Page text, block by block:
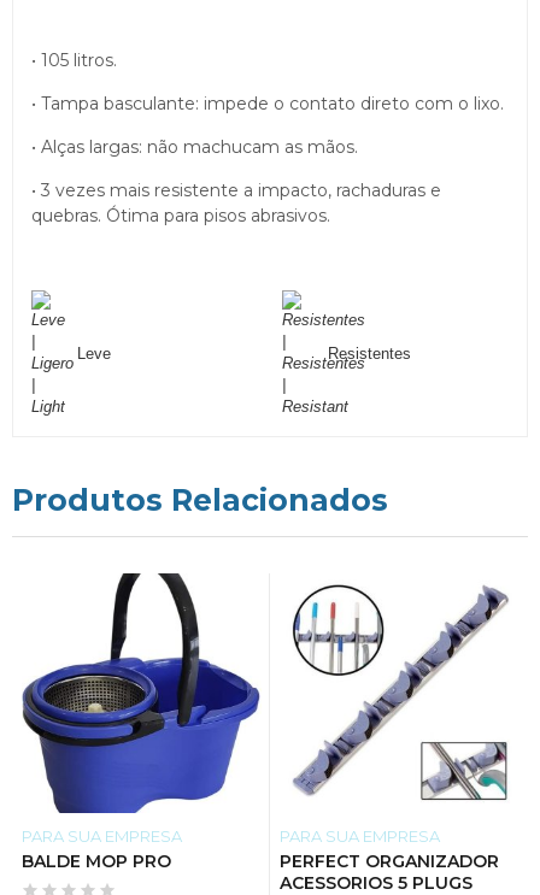
• 105 litros.
• Tampa basculante: impede o contato direto com o lixo.
• Alças largas: não machucam as mãos.
• 3 vezes mais resistente a impacto, rachaduras e
quebras. Ótima para pisos abrasivos.
Leve Resistentes
Produtos Relacionados
PARA SUA EMPRESA
BALDE MOP PRO
PARA SUA EMPRESA
PERFECT ORGANIZADOR
ACESSORIOS 5 PLUGS